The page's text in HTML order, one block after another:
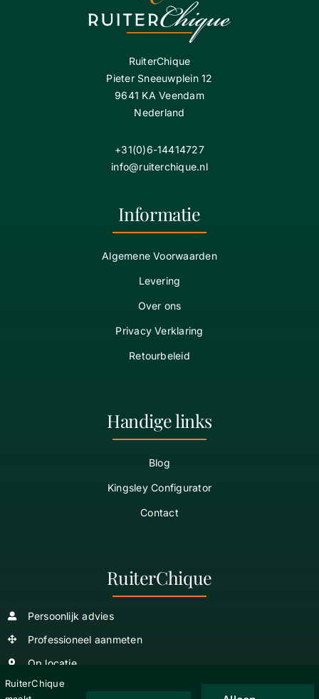
RuiterChique
Pieter Sneeuwplein 12
9641 KA Veendam
Nederland
+31(0)6-14414727
info@ruiterchique.nl
Informatie
Algemene Voorwaarden
Levering
Over ons
Privacy Verklaring
Retourbeleid
Handige links
Blog
Kingsley Configurator
Contact
RuiterChique
Persoonlijk advies
Professioneel aanmeten
Op locatie
RuiterChique